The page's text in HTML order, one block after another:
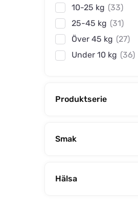
10-25 kg (33)
25-45 kg (31)
Över 45 kg (27)
Under 10 kg (36)
Produktserie
Smak
Hälsa